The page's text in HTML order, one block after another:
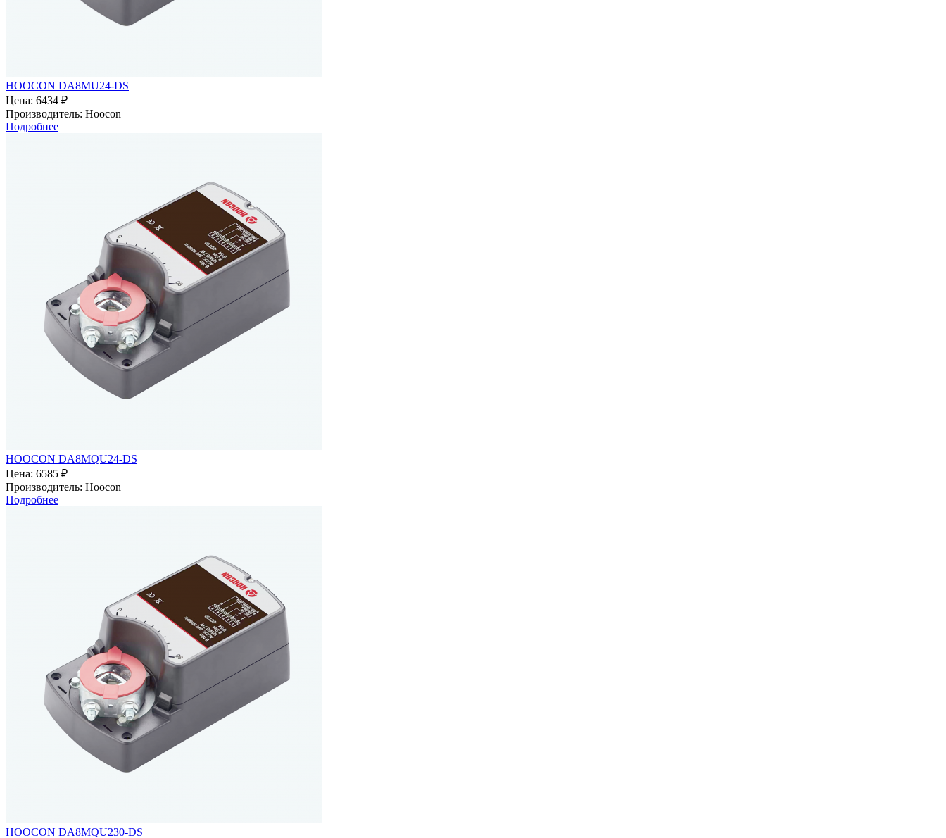
HOOCON DA8MU24-DS
Цена: 6434 ₽
Производитель: Hoocon
Подробнее
HOOCON DA8MQU24-DS
Цена: 6585 ₽
Производитель: Hoocon
Подробнее
HOOCON DA8MQU230-DS